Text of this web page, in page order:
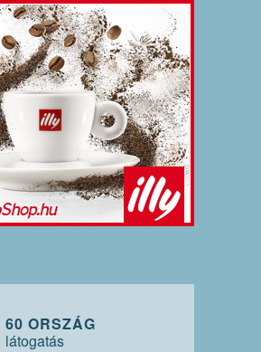
60 ORSZÁG
látogatás